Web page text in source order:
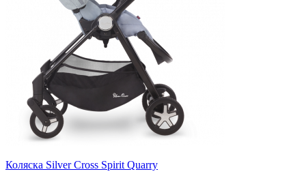
Коляска Silver Cross Spirit Quarry